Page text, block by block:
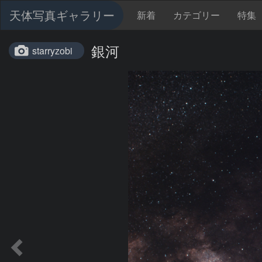
天体写真ギャラリー 新着 カテゴリー 特集
starryzobi 銀河